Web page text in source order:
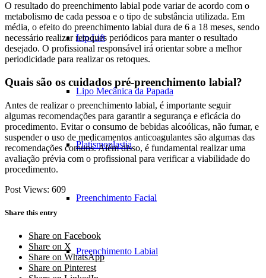
Lip Lift
Lipo Mecânica da Papada
Platismoplastia
Preenchimento Facial
Preenchimento Labial
O resultado do preenchimento labial pode variar de acordo com o
metabolismo de cada pessoa e o tipo de substância utilizada. Em
média, o efeito do preenchimento labial dura de 6 a 18 meses, sendo
necessário realizar retoques periódicos para manter o resultado
desejado. O profissional responsável irá orientar sobre a melhor
periodicidade para realizar os retoques.
Quais são os cuidados pré-preenchimento labial?
Antes de realizar o preenchimento labial, é importante seguir
algumas recomendações para garantir a segurança e eficácia do
procedimento. Evitar o consumo de bebidas alcoólicas, não fumar, e
suspender o uso de medicamentos anticoagulantes são algumas das
recomendações comuns. Além disso, é fundamental realizar uma
avaliação prévia com o profissional para verificar a viabilidade do
procedimento.
Post Views: 609
Share this entry
Share on Facebook
Share on X
Share on WhatsApp
Share on Pinterest